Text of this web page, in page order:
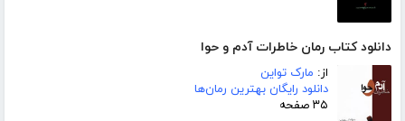
دانلود کتاب رمان خاطرات آدم و حوا
از: مارک تواین
دانلود رایگان بهترین رمان‌ها
۳۵ صفحه